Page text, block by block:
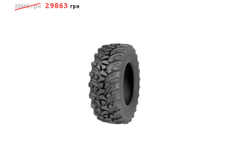
30466 грн 29863 грн